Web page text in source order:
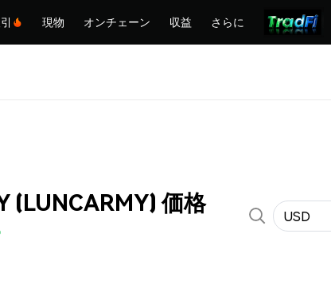
現物 オンチェーン 収益 さらに
(LUNCARMY) 価格 USD